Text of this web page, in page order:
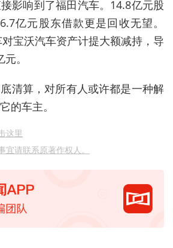
影响到了福田汽车。14.8亿元股
亿元股东借款更是回收无望。
宝沃汽车资产计提大额减持，导
。
清算，对所有人或许都是一种解
的车主。
这里
请联系原著作权人。